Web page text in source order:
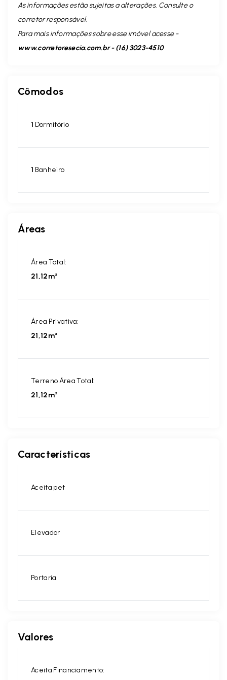
As informações estão sujeitas a alterações. Consulte o
corretor responsável.
Para mais informações sobre esse imóvel acesse -
www.corretoresecia.com.br - (16) 3023-4510
Cômodos
1 Dormitório
1 Banheiro
Áreas
Área Total:
21,12m²
Área Privativa:
21,12m²
Terreno Área Total:
21,12m²
Características
Aceita pet
Elevador
Portaria
Valores
Aceita Financiamento: